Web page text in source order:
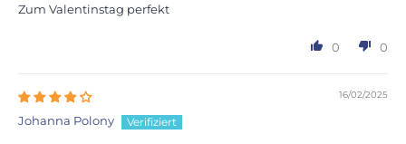
Zum Valentinstag perfekt
0 0
16/02/2025
Johanna Polony